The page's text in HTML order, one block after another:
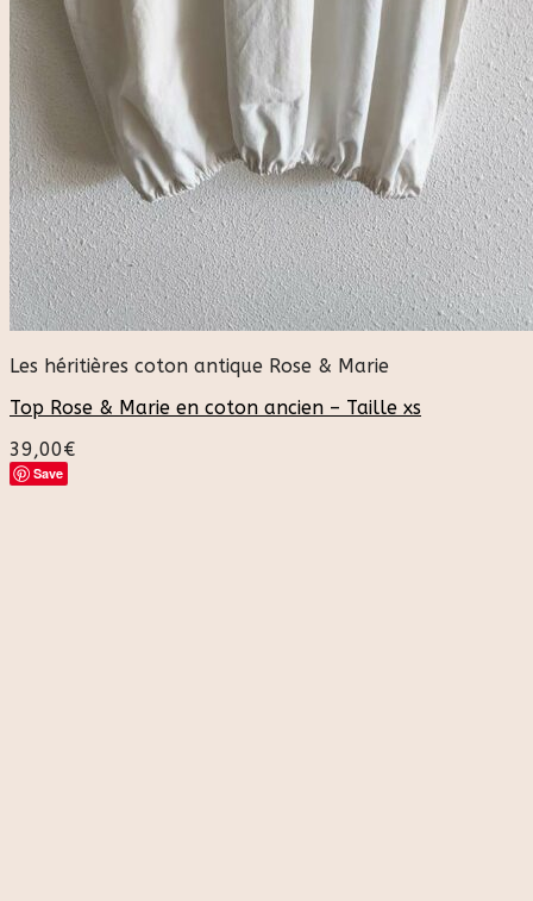
Les héritières coton antique Rose & Marie
Top Rose & Marie en coton ancien – Taille xs
39,00€
Save